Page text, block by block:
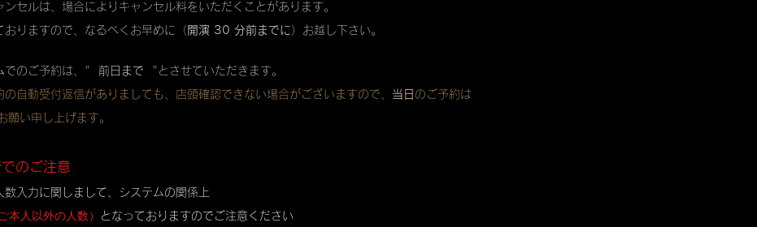
ンセルは、場合によりキャンセル料をいただくことがあります。
おりますので、なるべくお早めに（ 開演 30 分前までに）お越し下さい。
でのご予約は、" 前日まで "とさせていただきます。
の自動受付返信がありましても、店頭確認できない場合がございますので、 当日 のご予約は
願い申し上げます。
のご注意
数入力に関しまして、システムの関係上
本人以外の人数） となっておりますのでご注意ください